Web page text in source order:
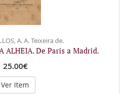
A. A. Teixeira de.
ALHEIA. De Paris a Madrid.
25.00€
Ver Item